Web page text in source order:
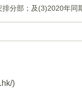
分部；及(3)2020年同
)